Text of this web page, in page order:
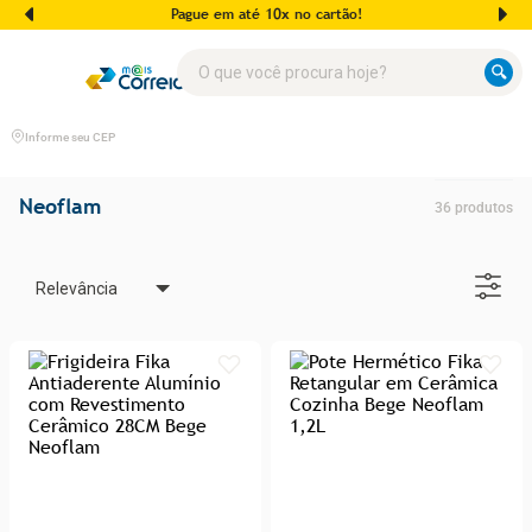
Pague em até 10x no cartão!
Informe seu CEP
Neoflam 36 produtos
Relevância